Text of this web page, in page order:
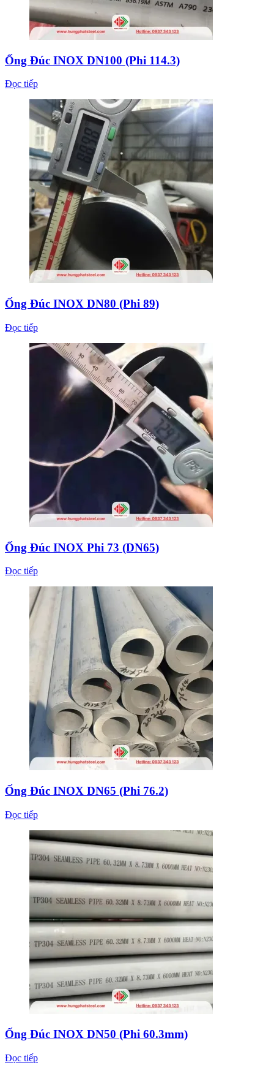
Ống Đúc INOX DN100 (Phi 114.3)
Đọc tiếp
Ống Đúc INOX DN80 (Phi 89)
Đọc tiếp
Ống Đúc INOX Phi 73 (DN65)
Đọc tiếp
Ống Đúc INOX DN65 (Phi 76.2)
Đọc tiếp
Ống Đúc INOX DN50 (Phi 60.3mm)
Đọc tiếp